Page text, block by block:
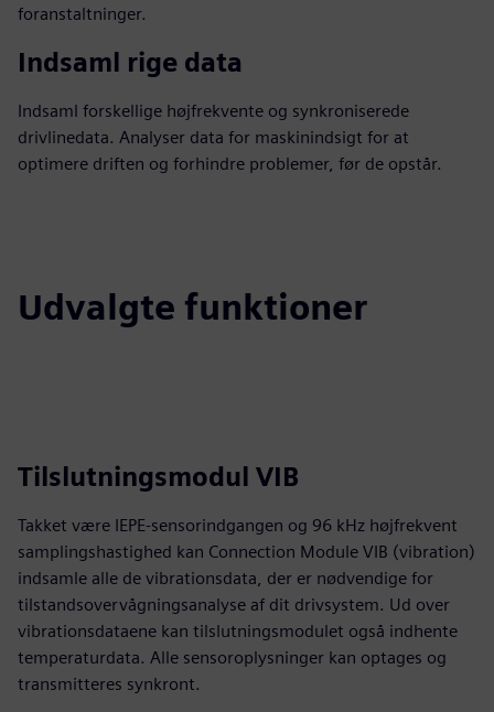
foranstaltninger.
Indsaml rige data
Indsaml forskellige højfrekvente og synkroniserede
drivlinedata. Analyser data for maskinindsigt for at
optimere driften og forhindre problemer, før de opstår.
Udvalgte funktioner
Tilslutningsmodul VIB
Takket være IEPE-sensorindgangen og 96 kHz højfrekvent
samplingshastighed kan Connection Module VIB (vibration)
indsamle alle de vibrationsdata, der er nødvendige for
tilstandsovervågningsanalyse af dit drivsystem. Ud over
vibrationsdataene kan tilslutningsmodulet også indhente
temperaturdata. Alle sensoroplysninger kan optages og
transmitteres synkront.